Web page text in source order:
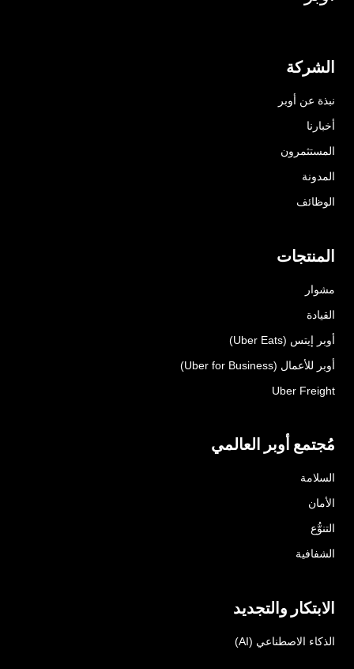
الشركة
نبذة عن أوبر
أخبارنا
المستثمرون
المدونة
الوظائف
المنتجات
مشوار
القيادة
أوبر إيتس (Uber Eats)
أوبر للأعمال (Uber for Business)
Uber Freight
مُجتمع أوبر العالمي
السلامة
الأمان
التنوُّع
الشفافية
الابتكار والتجديد
الذكاء الاصطناعي (AI)